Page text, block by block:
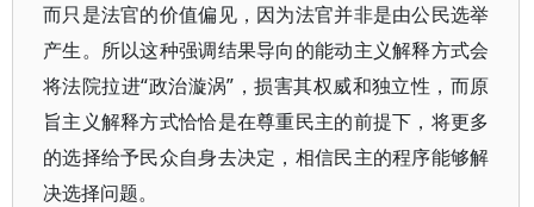
而只是法官的价值偏见，因为法官并非是由公民选举
产生。所以这种强调结果导向的能动主义解释方式会
将法院拉进“政治漩涡”，损害其权威和独立性，而原
旨主义解释方式恰恰是在尊重民主的前提下，将更多
的选择给予民众自身去决定，相信民主的程序能够解
决选择问题。